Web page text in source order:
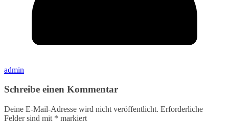
admin
Schreibe einen Kommentar
Deine E-Mail-Adresse wird nicht veröffentlicht. Erforderliche
Felder sind mit * markiert